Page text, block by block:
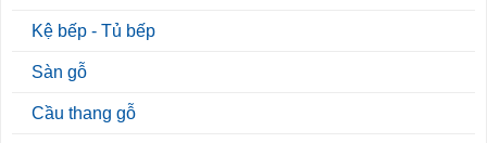
Kệ bếp - Tủ bếp
Sàn gỗ
Cầu thang gỗ